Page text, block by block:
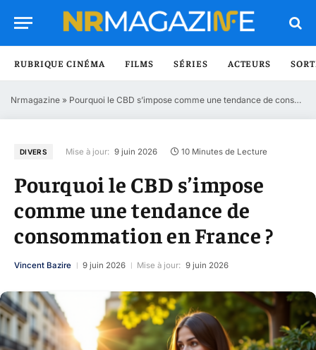
RUBRIQUE CINÉMA FILMS SÉRIES ACTEURS
Nrmagazine » Pourquoi le CBD s’impose comme une tendance de consommation en France ?
DIVERS Mise à jour: 9 juin 2026 10 Minutes de Lecture
Pourquoi le CBD s’impose
comme une tendance de
consommation en France ?
Vincent Bazire 9 juin 2026 Mise à jour: 9 juin 2026